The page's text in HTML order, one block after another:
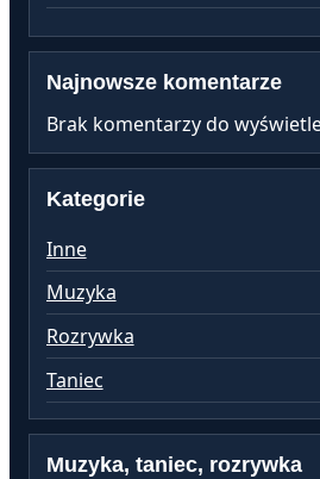
Najnowsze komentarze
Brak komentarzy do
Kategorie
Inne
Muzyka
Rozrywka
Taniec
Muzyka, taniec, rozrywka